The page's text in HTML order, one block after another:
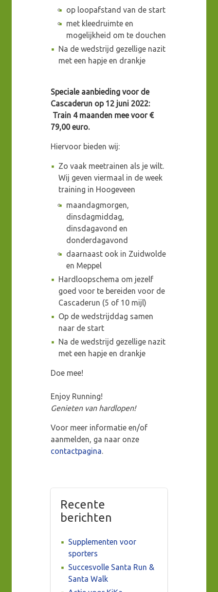
op loopafstand van de start
met kleedruimte en
mogelijkheid om te douchen
Na de wedstrijd gezellige nazit
met een hapje en drankje
Speciale aanbieding voor de
Cascaderun op 12 juni 2022:
Train 4 maanden mee voor €
79,00 euro.
Hiervoor bieden wij:
Zo vaak meetrainen als je wilt.
Wij geven viermaal in de week
training in Hoogeveen
maandagmorgen,
dinsdagmiddag,
dinsdagavond en
donderdagavond
daarnaast ook in Zuidwolde
en Meppel
Hardloopschema om jezelf
goed voor te bereiden voor de
Cascaderun (5 of 10 mijl)
Op de wedstrijddag samen
naar de start
Na de wedstrijd gezellige nazit
met een hapje en drankje
Doe mee!
Enjoy Running!
Genieten van hardlopen!
Voor meer informatie en/of
aanmelden, ga naar onze
contactpagina.
Recente
berichten
Supplementen voor
sporters
Succesvolle Santa Run &
Santa Walk